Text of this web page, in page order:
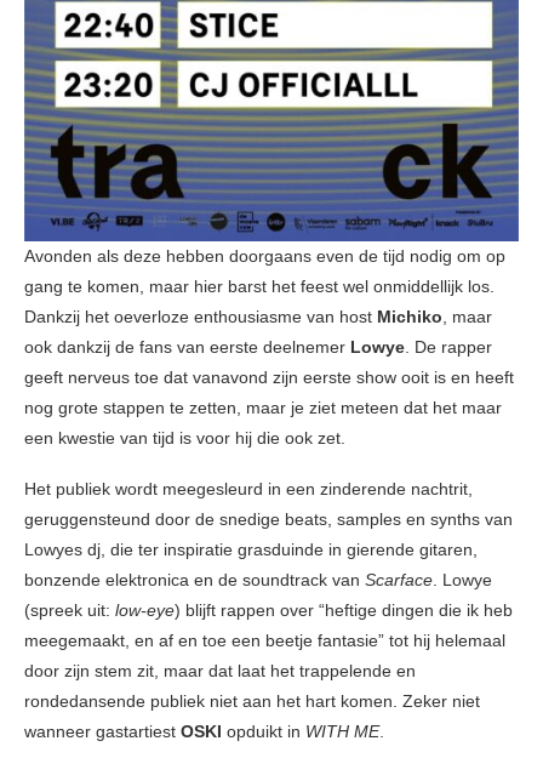
Avonden als deze hebben doorgaans even de tijd nodig om op
gang te komen, maar hier barst het feest wel onmiddellijk los.
Dankzij het oeverloze enthousiasme van host Michiko , maar
ook dankzij de fans van eerste deelnemer Lowye . De rapper
geeft nerveus toe dat vanavond zijn eerste show ooit is en heeft
nog grote stappen te zetten, maar je ziet meteen dat het maar
een kwestie van tijd is voor hij die ook zet.
Het publiek wordt meegesleurd in een zinderende nachtrit,
geruggensteund door de snedige beats, samples en synths van
Lowyes dj, die ter inspiratie grasduinde in gierende gitaren,
bonzende elektronica en de soundtrack van Scarface . Lowye
(spreek uit: low-eye) blijft rappen over “heftige dingen die ik heb
meegemaakt, en af en toe een beetje fantasie” tot hij helemaal
door zijn stem zit, maar dat laat het trappelende en
rondedansende publiek niet aan het hart komen. Zeker niet
wanneer gastartiest OSKI opduikt in WITH ME.